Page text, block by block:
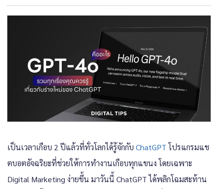
เป็นเวลาเกือบ 2 ปีแล้วที่ทั่วโลกได้รู้จักกับ ChatGPTโปรแกรมแช
ตบอตอัจฉริยะที่ช่วยให้การทำงานเกือบทุกแขนง โดยเฉพาะ
Digital Marketing ง่ายขึ้น มาวันนี้ ChatGPT ได้พลิกโฉมสะท้าน